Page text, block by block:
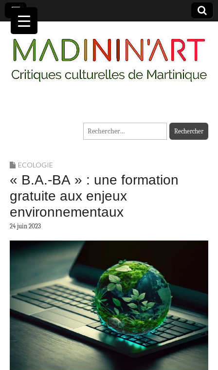
MADININ'ART
Rechercher :
ECOLOGIE
« B.A.-BA » : une formation
gratuite aux enjeux
environnementaux
24 juin 2023